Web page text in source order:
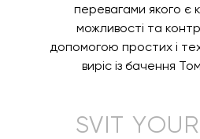
перевагами якого є
можливості та
допомогою простих і
виріс із бачення
SVIT